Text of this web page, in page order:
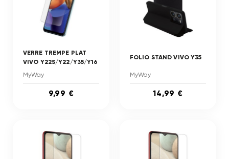
VERRE TREMPE PLAT
VIVO Y22S/Y22/Y35/Y16
MyWay
9,99 €
FOLIO STAND VIVO Y35
MyWay
14,99 €